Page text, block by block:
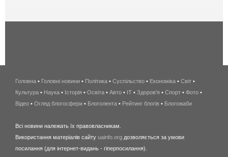
беспроводной
интернет
киев
wimax
Головна • Головні новини • Політика • Суспільство • Економіка • Світ •
Культура • Наука • Історія • Освіта • Авто • IT • Здоров'я • Спорт • Фото •
Відео • Огляд блогосфери • Блоголента • Рейтинг блогів • Блогожаби
Всі новини належать їх правовласникам.
Використання матеріалів сайту uainfo.org дозволяється за умови
посилання (для інтернет-видань - гіперпосилання).